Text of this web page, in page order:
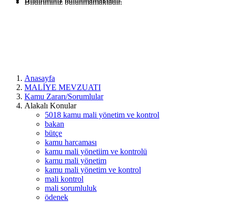
Bildiriminiz bulunmamaktadır.
Anasayfa
MALİYE MEVZUATI
Kamu Zararı/Sorumlular
Alakalı Konular
5018 kamu mali yönetim ve kontrol
bakan
bütçe
kamu harcaması
kamu mali yönetiim ve kontrolü
kamu mali yönetim
kamu mali yönetim ve kontrol
mali kontrol
mali sorumluluk
ödenek